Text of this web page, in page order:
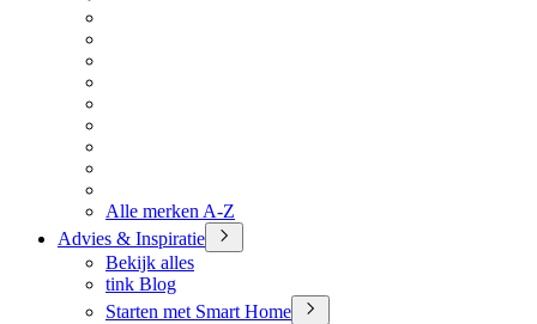
Alle merken A-Z
Advies & Inspiratie
Bekijk alles
tink Blog
Starten met Smart Home